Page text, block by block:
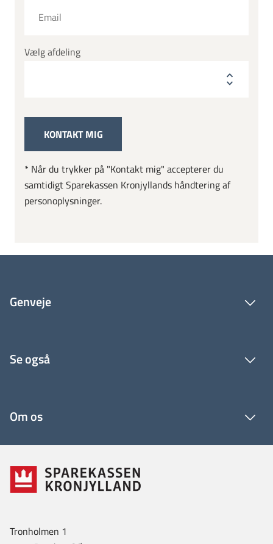
Vælg afdeling
* Når du trykker på "Kontakt mig" accepterer du
samtidigt Sparekassen Kronjyllands håndtering af
personoplysninger.
Genveje
Se også
Om os
Tronholmen 1